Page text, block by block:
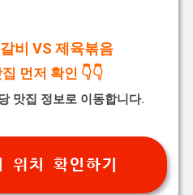
비 VS 제육볶음
먼저 확인 👇👇
맛집 정보로 이동합니다.
위치 확인하기